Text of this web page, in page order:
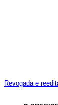
Revogada e